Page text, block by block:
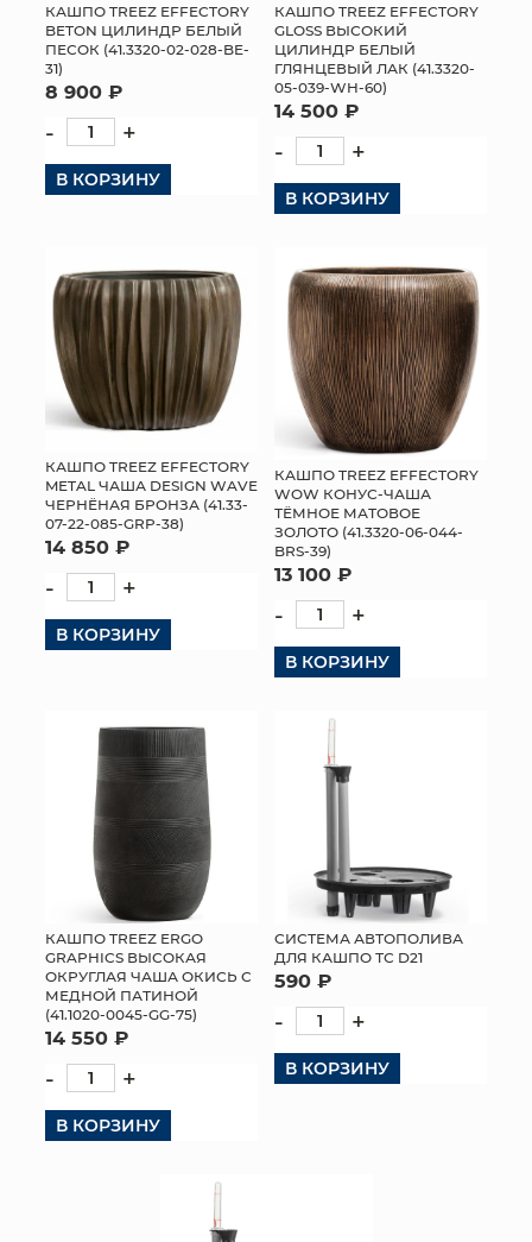
ТОРГОВЫЙ ЦЕНТР
ОПТОВЫМ КЛИЕНТАМ
ДОСТАВКА И ОПЛАТА
КОНТАКТЫ
КАШПО TREEZ EFFECTORY
BETON ЦИЛИНДР БЕЛЫЙ
ПЕСОК (41.3320-02-028-BE-
31)
8 900 ₽
- +
В КОРЗИНУ
КАШПО TREEZ EFFECTORY
GLOSS ВЫСОКИЙ
ЦИЛИНДР БЕЛЫЙ
ГЛЯНЦЕВЫЙ ЛАК (41.3320-
05-039-WH-60)
14 500 ₽
- +
В КОРЗИНУ
КАШПО TREEZ EFFECTORY
METAL ЧАША DESIGN WAVE
ЧЕРНЁНАЯ БРОНЗА (41.33-
07-22-085-GRP-38)
14 850 ₽
- +
В КОРЗИНУ
КАШПО TREEZ EFFECTORY
WOW КОНУС-ЧАША
ТЁМНОЕ МАТОВОЕ
ЗОЛОТО (41.3320-06-044-
BRS-39)
13 100 ₽
- +
В КОРЗИНУ
КАШПО TREEZ ERGO
GRAPHICS ВЫСОКАЯ
ОКРУГЛАЯ ЧАША ОКИСЬ С
МЕДНОЙ ПАТИНОЙ
(41.1020-0045-GG-75)
14 550 ₽
- +
В КОРЗИНУ
СИСТЕМА АВТОПОЛИВА
ДЛЯ КАШПО ТС D21
590 ₽
- +
В КОРЗИНУ